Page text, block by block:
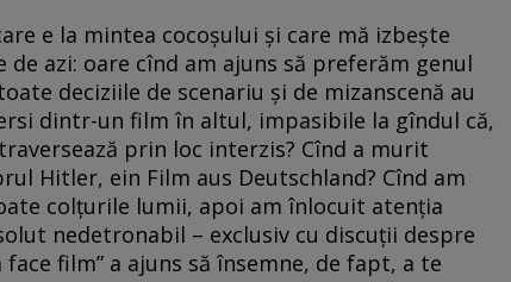
e la mintea cocoșului și care mă izbește
azi: oare cînd am ajuns să preferăm genul
deciziile de scenariu și de mizanscenă au
dintr-un film în altul, impasibile la gîndul că,
prin loc interzis? Cînd a murit
Hitler, ein Film aus Deutschland? Cînd am
colțurile lumii, apoi am înlocuit atenția
nedetronabil – exclusiv cu discuții despre
film” a ajuns să însemne, de fapt, a te